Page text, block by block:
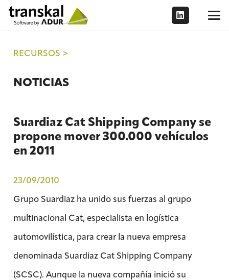
RECURSOS >
NOTICIAS
Suardiaz Cat Shipping Company se
propone mover 300.000 vehículos
en 2011
23/09/2010
Grupo Suardiaz ha unido sus fuerzas al grupo
multinacional Cat, especialista en logística
automovilística, para crear la nueva empresa
denominada Suardiaz Cat Shipping Company
(SCSC). Aunque la nueva compañía inició su